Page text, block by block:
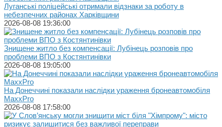
Луганські поліцейські отримали відзнаки за роботу в
небезпечних районах Харківщини
2026-08-08 19:36:00
Знищене житло без компенсації: Лубінець розповів про
проблеми ВПО з Костянтинівки
2026-08-08 19:05:00
На Донеччині показали наслідки ураження бронеавтомобіля
MaxxPro
2026-08-08 17:58:00